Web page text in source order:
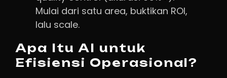
Mulai dari satu area, buktikan ROI,
lalu scale.
Apa Itu AI untuk
Efisiensi Operasional?